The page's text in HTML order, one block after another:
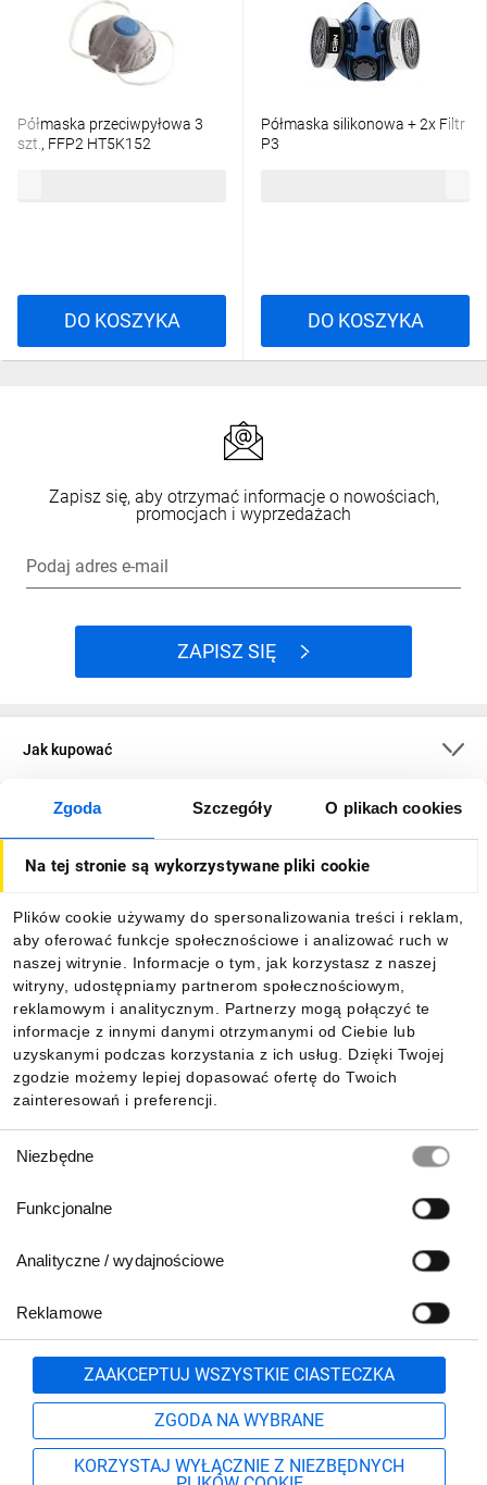
Zgoda Szczegóły O plikach cookies
Na tej stronie są wykorzystywane pliki cookie
Plików cookie używamy do spersonalizowania treści i reklam,
aby oferować funkcje społecznościowe i analizować ruch w
naszej witrynie. Informacje o tym, jak korzystasz z naszej
witryny, udostępniamy partnerom społecznościowym,
reklamowym i analitycznym. Partnerzy mogą połączyć te
informacje z innymi danymi otrzymanymi od Ciebie lub
uzyskanymi podczas korzystania z ich usług. Dzięki Twojej
zgodzie możemy lepiej dopasować ofertę do Twoich
zainteresowań i preferencji.
zgody
Niezbędne
Funkcjonalne
Analityczne / wydajnościowe
Reklamowe
ZAAKCEPTUJ WSZYSTKIE CIASTECZKA
ZGODA NA WYBRANE
KORZYSTAJ WYŁĄCZNIE Z NIEZBĘDNYCH
Półmaska przeciwpyłowa 3
szt., FFP2 HT5K152
DO KOSZYKA
Półmaska silikonowa + 2x Filtr
P3
DO KOSZYKA
Zapisz się, aby otrzymać informacje o nowościach,
promocjach i wyprzedażach
Podaj adres e-mail
ZAPISZ SIĘ
Jak kupować
O firmie
Informacje
Pobierz naszą aplikację mobilną:
801 500 700 lub
71 37 61 600
Formularz kontaktowy